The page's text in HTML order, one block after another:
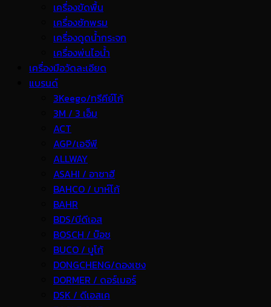
เครื่องขัดพื้น
เครื่องซักพรม
เครื่องดูดน้ำกระจก
เครื่องพ่นไอน้ำ
เครื่องมือวัดละเอียด
แบรนด์
3Keego/ทรีคีย์โก้
3M / 3 เอ็ม
ACT
AGP/เอจีพี
ALLWAY
ASAHI / อาซาฮี
BAHCO / บาห์โก้
BAHR
BDS/บีดีเอส
BOSCH / บ๊อช
BUCO / บูโก้
DONGCHENG/ดองเชง
DORMER / ดอร์เมอร์
DSK / ดีเอสเค